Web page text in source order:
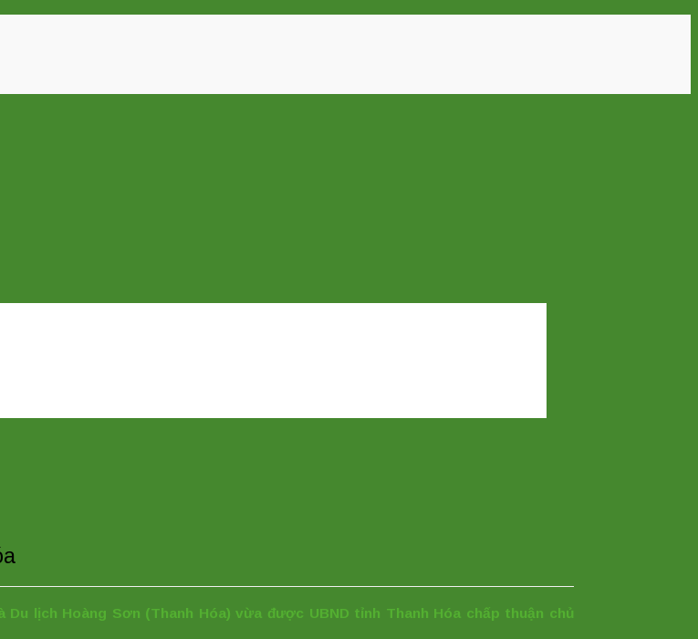
lịch Hoàng Sơn (Thanh Hóa) vừa được UBND tỉnh Thanh Hóa chấp thuận chủ